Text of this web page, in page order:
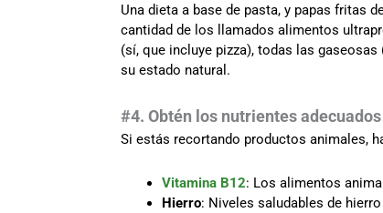
Una dieta a base de pasta, y papas fritas
cantidad de los llamados alimentos
(sí, que incluye pizza), todas las
su estado natural.
#4. Obtén los nutrientes adecuados
Si estás recortando productos animales,
Vitamina B12: Los alimentos
Hierro: Niveles saludables de